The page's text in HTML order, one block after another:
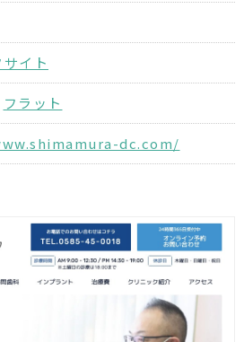
イト
フラット
dc.com/